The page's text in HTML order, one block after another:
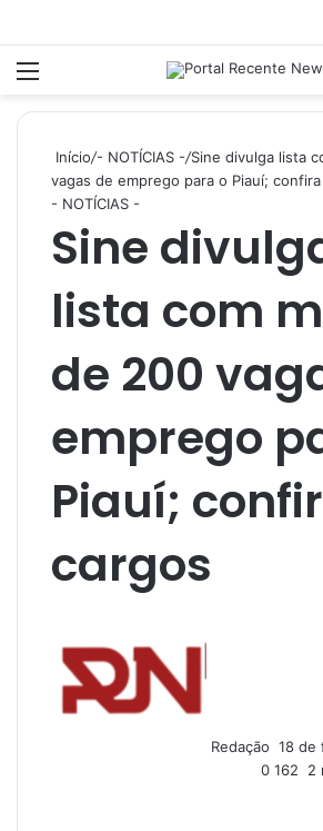
Início/- NOTÍCIAS -/Sine divulga lista
vagas de emprego para o Piauí;
- NOTÍCIAS -
Sine
lista com
de 200
emprego
Piauí;
cargos
Redação m
e
18 de
0 162 2